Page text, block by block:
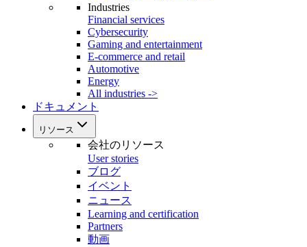
Industries
Financial services
Cybersecurity
Gaming and entertainment
E-commerce and retail
Automotive
Energy
All industries ->
ドキュメント
リソース
会社のリソース
User stories
ブログ
イベント
ニュース
Learning and certification
Partners
動画